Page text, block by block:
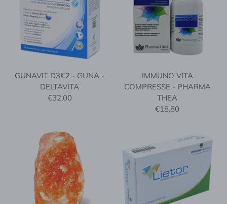
GUNAVIT D3K2 - GUNA -
DELTAVITA
€32,00
IMMUNO VITA
COMPRESSE - PHARMA
THEA
€18,80